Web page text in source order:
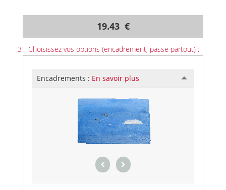
19.43 €
3 - Choisissez vos options (encadrement, passe partout) :
Encadrements : En savoir plus